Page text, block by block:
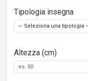
Tipologia insegna
Altezza (cm)